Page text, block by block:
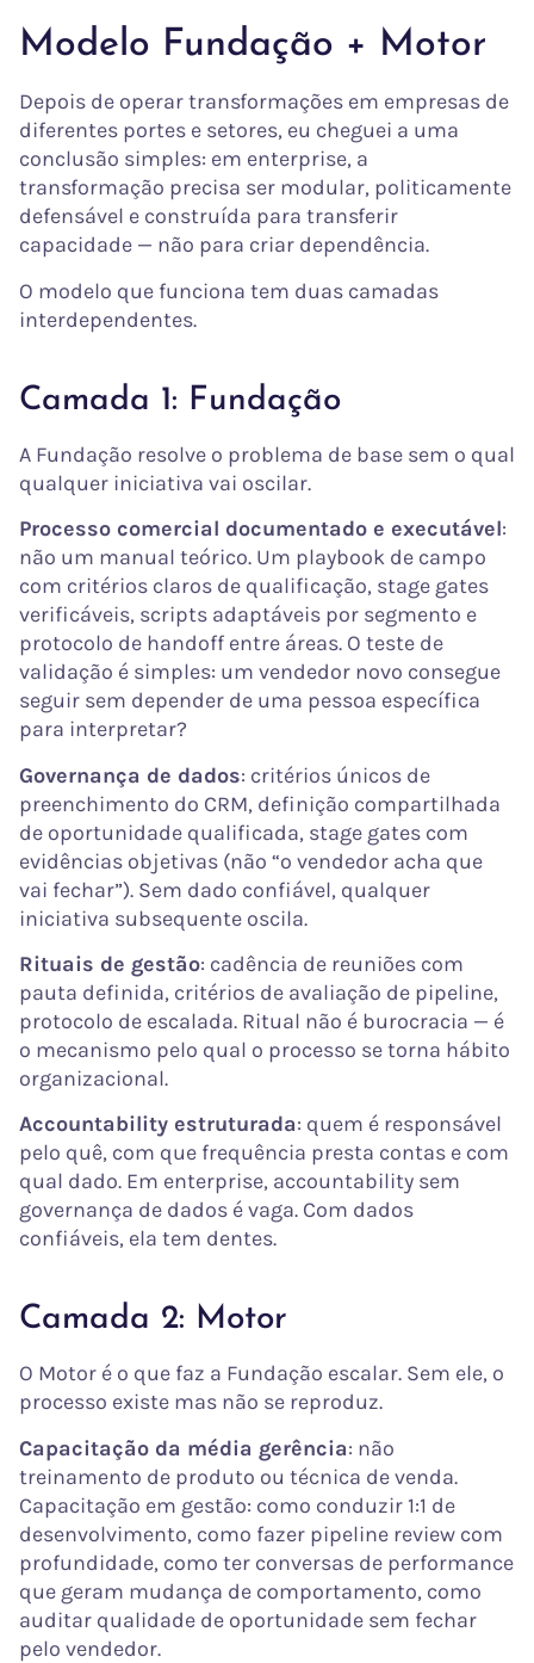
Modelo Fundação + Motor
Depois de operar transformações em empresas de
diferentes portes e setores, eu cheguei a uma
conclusão simples: em enterprise, a
transformação precisa ser modular, politicamente
defensável e construída para transferir
capacidade — não para criar dependência.
O modelo que funciona tem duas camadas
interdependentes.
Camada 1: Fundação
A Fundação resolve o problema de base sem o qual
qualquer iniciativa vai oscilar.
Processo comercial documentado e executável:
não um manual teórico. Um playbook de campo
com critérios claros de qualificação, stage gates
verificáveis, scripts adaptáveis por segmento e
protocolo de handoff entre áreas. O teste de
validação é simples: um vendedor novo consegue
seguir sem depender de uma pessoa específica
para interpretar?
Governança de dados: critérios únicos de
preenchimento do CRM, definição compartilhada
de oportunidade qualificada, stage gates com
evidências objetivas (não “o vendedor acha que
vai fechar”). Sem dado confiável, qualquer
iniciativa subsequente oscila.
Rituais de gestão: cadência de reuniões com
pauta definida, critérios de avaliação de pipeline,
protocolo de escalada. Ritual não é burocracia — é
o mecanismo pelo qual o processo se torna hábito
organizacional.
Accountability estruturada: quem é responsável
pelo quê, com que frequência presta contas e com
qual dado. Em enterprise, accountability sem
governança de dados é vaga. Com dados
confiáveis, ela tem dentes.
Camada 2: Motor
O Motor é o que faz a Fundação escalar. Sem ele, o
processo existe mas não se reproduz.
Capacitação da média gerência: não
treinamento de produto ou técnica de venda.
Capacitação em gestão: como conduzir 1:1 de
desenvolvimento, como fazer pipeline review com
profundidade, como ter conversas de performance
que geram mudança de comportamento, como
auditar qualidade de oportunidade sem fechar
pelo vendedor.